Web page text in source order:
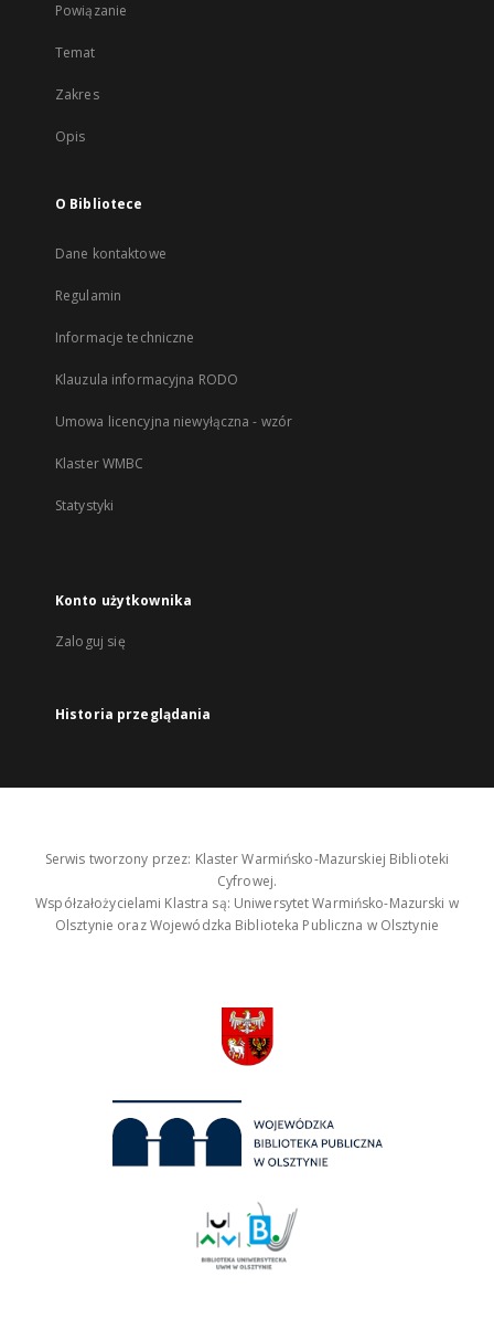
Powiązanie
Temat
Zakres
Opis
O Bibliotece
Dane kontaktowe
Regulamin
Informacje techniczne
Klauzula informacyjna RODO
Umowa licencyjna niewyłączna - wzór
Klaster WMBC
Statystyki
Konto użytkownika
Zaloguj się
Historia przeglądania
Serwis tworzony przez: Klaster Warmińsko-Mazurskiej Biblioteki
Cyfrowej.
Współzałożycielami Klastra są: Uniwersytet Warmińsko-Mazurski w
Olsztynie oraz Wojewódzka Biblioteka Publiczna w Olsztynie